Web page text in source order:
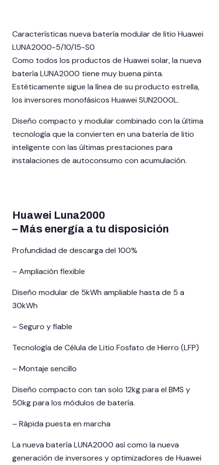
Características nueva batería modular de litio Huawei
LUNA2000-5/10/15-S0
Como todos los productos de Huawei solar, la nueva
batería LUNA2000 tiene muy buena pinta.
Estéticamente sigue la línea de su producto estrella,
los inversores monofásicos Huawei SUN2000L.
Diseño compacto y modular combinado con la última
tecnología que la convierten en una batería de litio
inteligente con las últimas prestaciones para
instalaciones de autoconsumo con acumulación.
Huawei Luna2000
– Más energía a tu disposición
Profundidad de descarga del 100%
– Ampliación flexible
Diseño modular de 5kWh ampliable hasta de 5 a
30kWh
– Seguro y fiable
Tecnología de Célula de Litio Fosfato de Hierro (LFP)
– Montaje sencillo
Diseño compacto con tan solo 12kg para el BMS y
50kg para los módulos de batería.
– Rápida puesta en marcha
La nueva batería LUNA2000 así como la nueva
generación de inversores y optimizadores de Huawei